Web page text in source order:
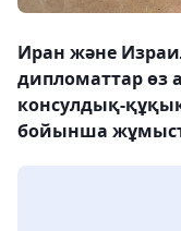
Иран және
дипломаттар өз
консулдық-
бойынша